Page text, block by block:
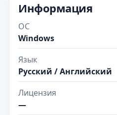
Информация
ОС
Windows
Язык
Русский / Английский
Лицензия
—